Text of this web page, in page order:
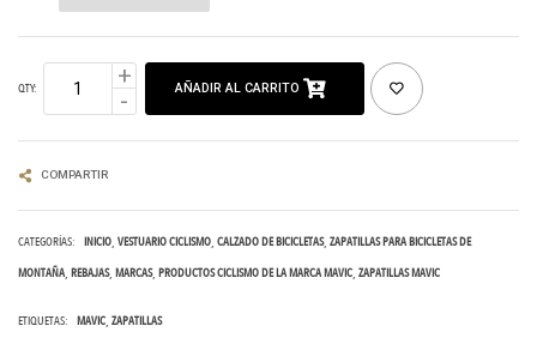
QTY: AÑADIR AL CARRITO
COMPARTIR
CATEGORÍAS: INICIO VESTUARIO CICLISMO CALZADO DE BICICLETAS ZAPATILLAS PARA BICICLETAS DE
MONTAÑA REBAJAS MARCAS PRODUCTOS CICLISMO DE LA MARCA MAVIC ZAPATILLAS MAVIC
ETIQUETAS: MAVIC ZAPATILLAS